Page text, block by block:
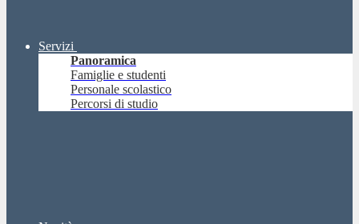
Servizi
Panoramica
Famiglie e studenti
Personale scolastico
Percorsi di studio